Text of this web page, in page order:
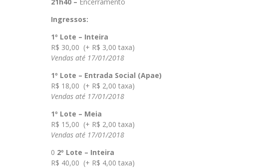
Ingressos:
1º Lote – Inteira
R$ 30,00 (+ R$ 3,00 taxa)
Vendas até 17/01/2018
1º Lote – Entrada Social (Apae)
R$ 18,00 (+ R$ 2,00 taxa)
Vendas até 17/01/2018
1º Lote – Meia
R$ 15,00 (+ R$ 2,00 taxa)
Vendas até 17/01/2018
0 2º Lote – Inteira
R$ 40,00 (+ R$ 4,00 taxa)